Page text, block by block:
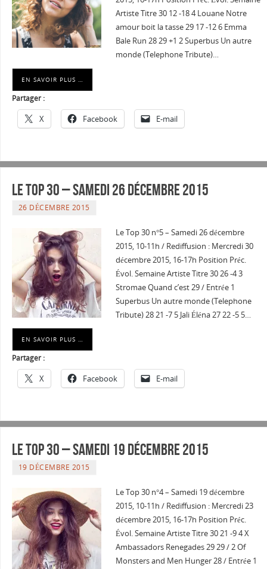
Artiste Titre 30 12 -18 4 Louane Notre
amour boit la tasse 29 17 -12 6 Emma
Bale Run 28 29 +1 2 Superbus Un autre
monde (Telephone Tribute)…
EN SAVOIR PLUS …
Partager :
X Facebook E-mail
Le Top 30 – Samedi 26 décembre 2015
26 DÉCEMBRE 2015
Le Top 30 n°5 – Samedi 26 décembre
2015, 10-11h / Rediffusion : Mercredi 30
décembre 2015, 16-17h Position Préc.
Évol. Semaine Artiste Titre 30 26 -4 3
Stromae Quand c’est 29 / Entrée 1
Superbus Un autre monde (Telephone
Tribute) 28 21 -7 5 Jali Éléna 27 22 -5 5…
EN SAVOIR PLUS …
Partager :
X Facebook E-mail
Le Top 30 – Samedi 19 décembre 2015
19 DÉCEMBRE 2015
Le Top 30 n°4 – Samedi 19 décembre
2015, 10-11h / Rediffusion : Mercredi 23
décembre 2015, 16-17h Position Préc.
Évol. Semaine Artiste Titre 30 21 -9 4 X
Ambassadors Renegades 29 29 / 2 Of
Monsters and Men Hunger 28 / Entrée 1